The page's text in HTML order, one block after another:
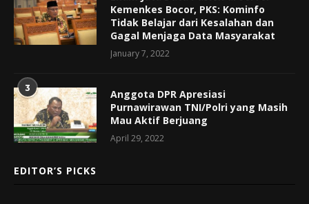
Kemenkes Bocor, PKS: Kominfo
Tidak Belajar dari Kesalahan dan
Gagal Menjaga Data Masyarakat
January 7, 2022
3
Anggota DPR Apresiasi
Purnawirawan TNI/Polri yang Masih
Mau Aktif Berjuang
April 29, 2022
EDITOR’S PICKS